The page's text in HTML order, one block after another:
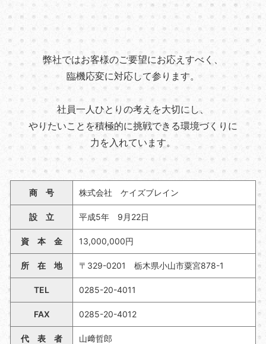
弊社ではお客様のご要望にお応えすべく、
臨機応変に対応して参ります。
社員一人ひとりの考えを大切にし、
やりたいことを積極的に挑戦できる環境づくりに
力を入れています。
商 号 株式会社 ケイズブレイン
設 立 平成5年 9月22日
資 本 金 13,000,000円
所 在 地 〒329-0201 栃木県小山市粟宮878-1
TEL 0285-20-4011
FAX 0285-20-4012
代 表 者 山﨑哲郎